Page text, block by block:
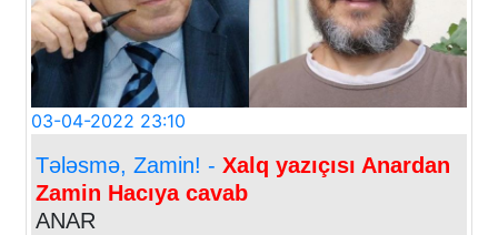
03-04-2022 23:10
Tələsmə, Zamin! - Xalq yazıçısı Anardan
Zamin Hacıya cavab
ANAR